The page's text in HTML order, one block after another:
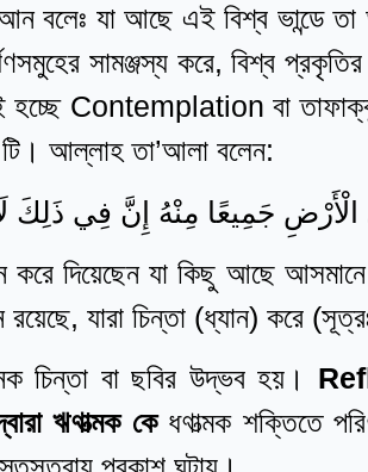
বলেঃ যা আছে এই বিশ্ব ভান্ডে তা
সামঞ্জস্য করে, বিশ্ব
হচ্ছে Contemplation বা
আল্লাহ তা’আলা বলেন:
جَمِيعًا مِنْهُ إِنَّ فِي ذَلِكَ
করে দিয়েছেন যা কিছু আছে
রয়েছে, যারা চিন্তা (ধ্যান)
চিন্তা বা ছবির উদ্ভব হয়।
ঋণাত্মক কেধণাত্মক শক্তিতে